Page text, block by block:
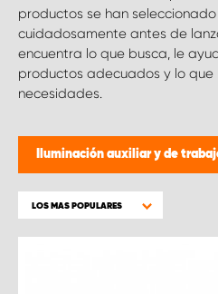
productos se han
cuidadosamente antes de
encuentra lo que busca, le
productos adecuados y lo que
necesidades.
Iluminación auxiliar y de
LOS MAS POPULARES